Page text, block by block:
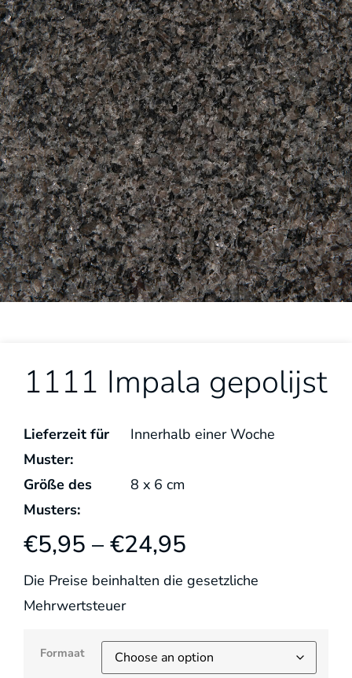
1111 Impala gepolijst
Lieferzeit für
Muster:
Innerhalb einer Woche
Größe des
Musters:
8 x6 cm
€5,95 –€24,95
Die Preise beinhalten die gesetzliche
Mehrwertsteuer
Formaat